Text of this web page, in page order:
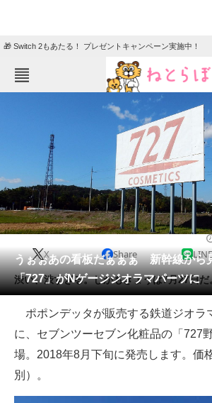
🎁 Switch 2もあたる！ プレゼントキャンペーン実施中！
ニュース
クイズ
地域
住まい 教育・育児
動物 リサーチ
会員記事
メディア
注目記事を集めた総合ページ
ITの今と未来を見通す
スマホと通信の最新トレンド
うぉぉあの看板だぁぁぁ 新幹線から
「727」がNゲージジオラマパーツに
X Share
渋い、渋すぎる。しかもきょうは7月27日だ
ポポンデッタが販売する鉄道ジオラ
に、セブンツーセブン化粧品の「727
場。2018年8月下旬に発売します。価
別）。